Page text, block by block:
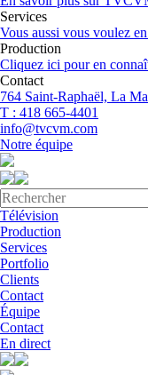
Services
Vous aussi vous voulez
Production
Cliquez ici pour en
Contact
764 Saint-Raphaël, La
T : 418 665-4401
info@tvcvm.com
Notre équipe
Télévision
Production
Services
Portfolio
Clients
Contact
Équipe
Contact
En direct